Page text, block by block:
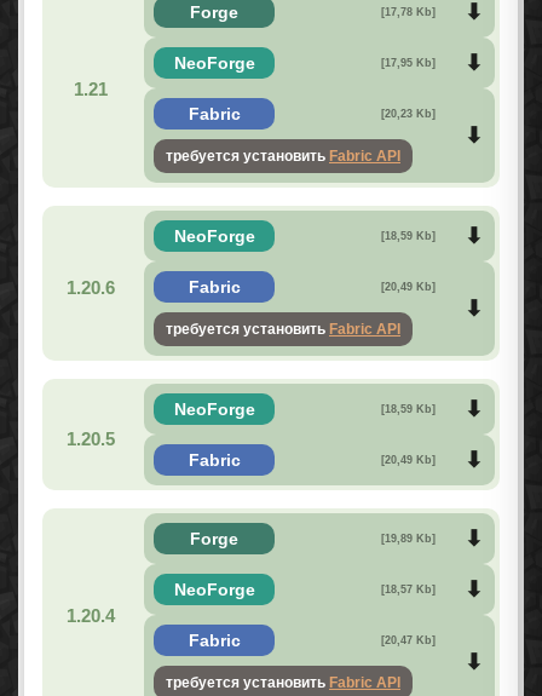
1.21
Forge [17,78 Kb]
NeoForge [17,95 Kb]
Fabric [20,23 Kb]
требуется установить Fabric API
1.20.6
NeoForge [18,59 Kb]
Fabric [20,49 Kb]
требуется установить Fabric API
1.20.5
NeoForge [18,59 Kb]
Fabric [20,49 Kb]
1.20.4
Forge [19,89 Kb]
NeoForge [18,57 Kb]
Fabric [20,47 Kb]
требуется установить Fabric API